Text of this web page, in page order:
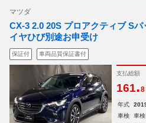
マツダ
CX-3 2.0 20S プロアクティブ S
イヤひび別途お申受け
保証付 車両品質保証書付
支払総額
161.8
年式
車検
車